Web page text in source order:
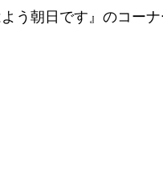
う朝日です』のコー